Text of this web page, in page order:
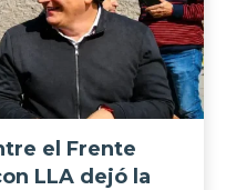
el Frente
LLA dejó la